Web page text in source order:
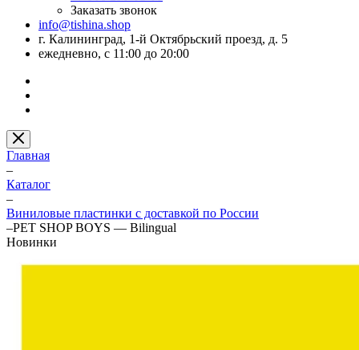
Заказать звонок
info@tishina.shop
г. Калининград, 1-й Октябрьский проезд, д. 5
ежедневно, с 11:00 до 20:00
Главная
–
Каталог
–
Виниловые пластинки с доставкой по России
–PET SHOP BOYS — Bilingual
Новинки